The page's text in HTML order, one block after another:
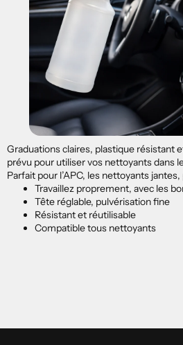
Graduations claires, plastique résistant
prévu pour utiliser vos nettoyants dans
Parfait pour l’APC, les nettoyants
Travaillez proprement, avec les
Tête réglable, pulvérisation fine
Résistant et réutilisable
Compatible tous nettoyants